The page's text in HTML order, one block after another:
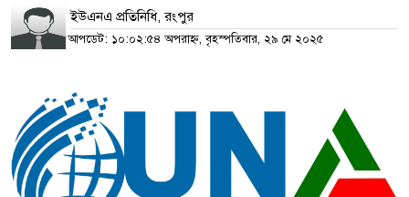
ইউএনএ প্রতিনিধি, রংপুর
আপডেট: ১০:০২:৫৪ অপরাহ্ন, বৃহস্পতিবার, ২৯ মে ২০২৫